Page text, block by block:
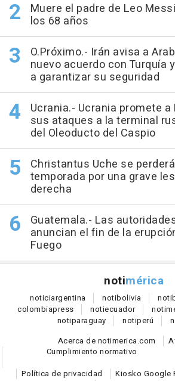
Muere el padre de Leo
los 68 años
O.Próximo.- Irán avisa a
nuevo acuerdo con Turquía
a garantizar su seguridad
Ucrania.- Ucrania promete a
sus ataques a la terminal
del Oleoducto del Caspio
Christantus Uche se
temporada por una grave
derecha
Guatemala.- Las
anuncian el fin de la
Fuego
notimérica
noticiargentina notibolivia noti
colombiapress notiecuador noti
notiparaguay notiperú
Acerca de notimerica.com
Cumplimiento normativo
Política de privacidad
Kiosko Google